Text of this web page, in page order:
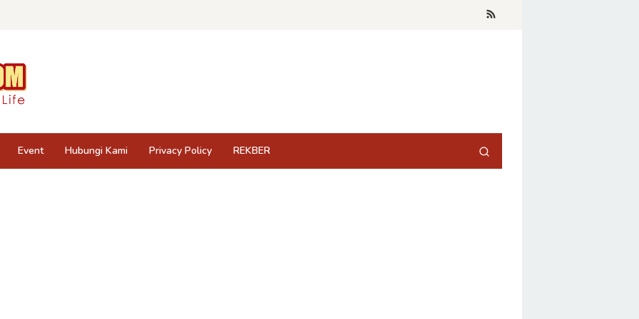
Event Hubungi Kami Privacy Policy REKBER